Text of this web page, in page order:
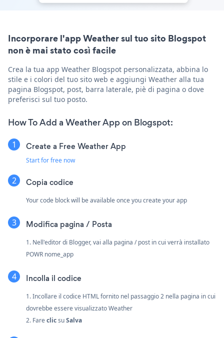
Incorporare l'app Weather sul tuo sito Blogspot
non è mai stato così facile
Crea la tua app Weather Blogspot personalizzata, abbina lo
stile e i colori del tuo sito web e aggiungi Weather alla tua
pagina Blogspot, post, barra laterale, piè di pagina o dove
preferisci sul tuo posto.
How To Add a Weather App on Blogspot:
Create a Free Weather App
Start for free now
Copia codice
Your code block will be available once you create your app
Modifica pagina / Posta
1. Nell'editor di Blogger, vai alla pagina / post in cui verrà installato
POWR nome_app
Incolla il codice
1. Incollare il codice HTML fornito nel passaggio 2 nella pagina in cui
dovrebbe essere visualizzato Weather
2. FareclicsuSalva